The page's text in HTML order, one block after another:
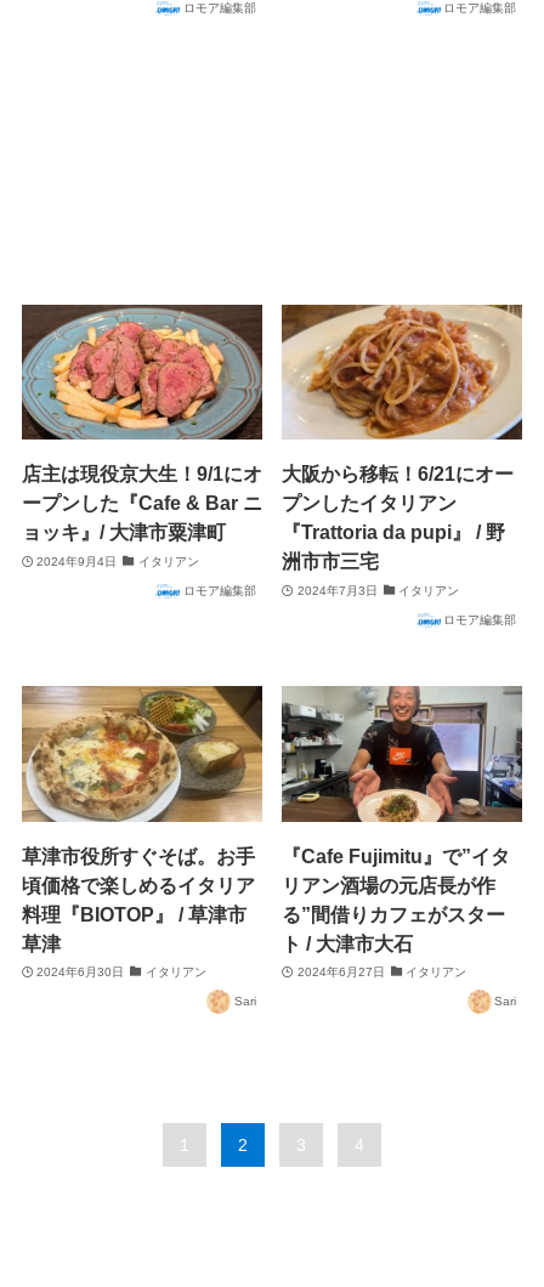
ロモア編集部 ロモア編集部
店主は現役京大生！9/1にオ
ープンした『Cafe & Bar ニ
ョッキ』/ 大津市粟津町
2024年9月4日 イタリアン
ロモア編集部
大阪から移転！6/21にオー
プンしたイタリアン
『Trattoria da pupi』 / 野
洲市市三宅
2024年7月3日 イタリアン
ロモア編集部
草津市役所すぐそば。お手
頃価格で楽しめるイタリア
料理『BIOTOP』 / 草津市
草津
2024年6月30日 イタリアン
Sari
『Cafe Fujimitu』で”イタ
リアン酒場の元店長が作
る”間借りカフェがスター
ト / 大津市大石
2024年6月27日 イタリアン
Sari
1 2 3 4